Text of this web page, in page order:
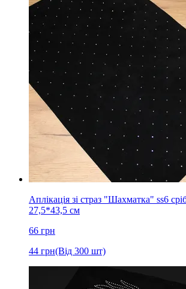
Аплікація зі страз "Шахматка" ss6
27,5*43,5 см
66 грн
44 грн(Від 300 шт)